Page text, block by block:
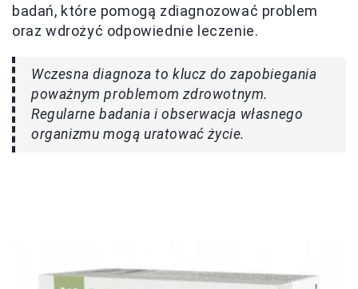
badań, które pomogą zdiagnozować problem
oraz wdrożyć odpowiednie leczenie.
Wczesna diagnoza to klucz do zapobiegania
poważnym problemom zdrowotnym.
Regularne badania i obserwacja własnego
organizmu mogą uratować życie.